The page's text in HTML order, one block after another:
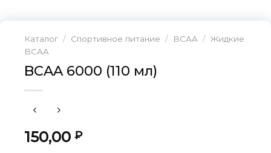
Каталог / Спортивное питание / BCAA / Жидкие
BCAA
BCAA 6000 (110 мл)
150,00 ₽